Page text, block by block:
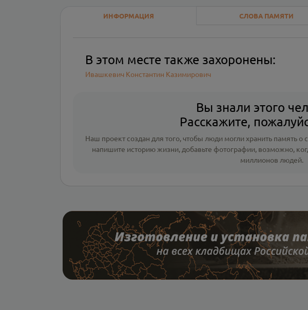
ИНФОРМАЦИЯ СЛОВА ПАМЯТИ
В этом месте также захоронены:
Ивашкевич Константин Казимирович
Вы знали этого
Расскажите,
Наш проект создан для того, чтобы люди могли хранить память о
напишите историю жизни, добавьте фотографии, возможно,
миллионов людей.